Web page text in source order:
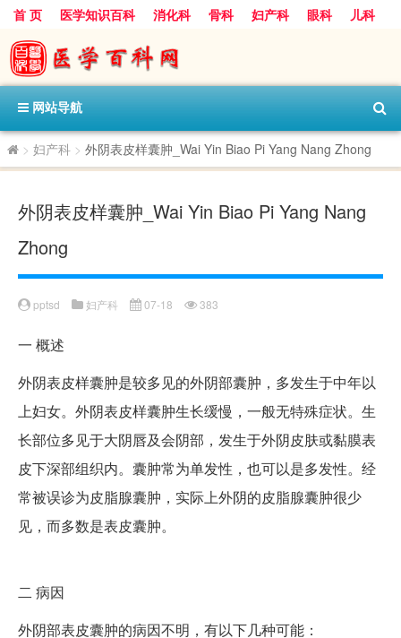
首 页 医学知识百科 消化科 骨科 妇产科 眼科
儿科
心血管病科
呼吸科 神经科
内分泌科
口腔科
网站导航
> 妇产科 > 外阴表皮样囊肿_Wai Yin Biao Pi Yang Nang Zhong
外阴表皮样囊肿_Wai Yin Biao Pi Yang Nang
Zhong
pptsd 妇产科 07-18 383
一 概述
外阴表皮样囊肿是较多见的外阴部囊肿，多发生于中年以
上妇女。外阴表皮样囊肿生长缓慢，一般无特殊症状。生
长部位多见于大阴唇及会阴部，发生于外阴皮肤或黏膜表
皮下深部组织内。囊肿常为单发性，也可以是多发性。经
常被误诊为皮脂腺囊肿，实际上外阴的皮脂腺囊肿很少
见，而多数是表皮囊肿。
二 病因
外阴部表皮囊肿的病因不明，有以下几种可能：